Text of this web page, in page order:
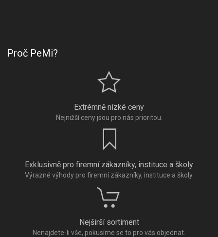
Proč PeMi?
Extrémně nízké ceny
Nejnižší ceny jsou pro nás prioritou.
Exklusivně pro firemní zákazníky, instituce a školy
Výrazné výhody pro firemní zákazníky, instituce a školy.
Nejširší sortiment
Nenajdete-li vše, pokusíme se to pro vás objednat.